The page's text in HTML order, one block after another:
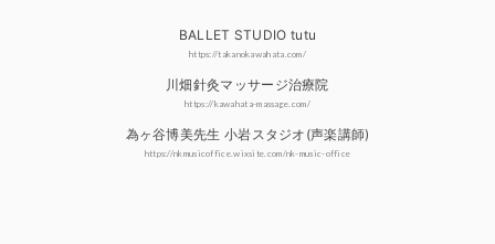
BALLET STUDIO tutu
https://takanokawahata.com/
川畑針灸マッサージ治療院
https://kawahata-massage.com/
為ヶ谷博美先生 小岩スタジオ(声楽講師)
https://nkmusicoffice.wixsite.com/nk-music-office